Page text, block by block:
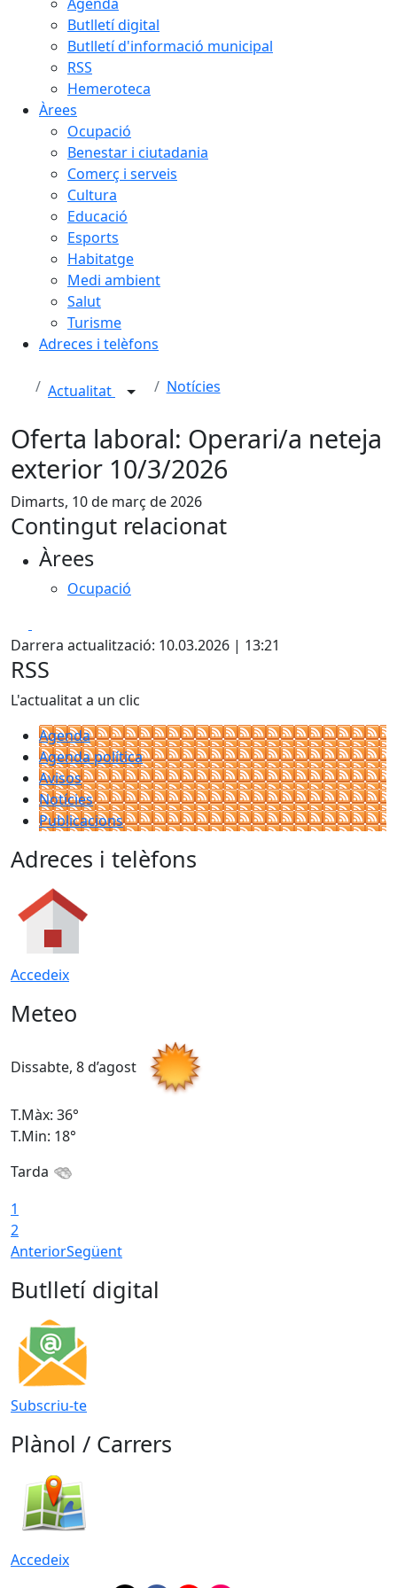
Butlletí digital
Butlletí d'informació municipal
RSS
Hemeroteca
Àrees
Ocupació
Benestar i ciutadania
Comerç i serveis
Cultura
Educació
Esports
Habitatge
Medi ambient
Salut
Turisme
Adreces i telèfons
Actualitat Notícies
Oferta laboral: Operari/a neteja
exterior 10/3/2026
Dimarts, 10 de març de 2026
Contingut relacionat
Àrees
Ocupació
Darrera actualització: 10.03.2026 | 13:21
RSS
L'actualitat a un clic
Agenda
Agenda política
Avisos
Notícies
Publicacions
Adreces i telèfons
Accedeix
Meteo
Dissabte, 8 d’agost
T.Màx: 36°
T.Min: 18°
Tarda
1
2
AnteriorSegüent
Butlletí digital
Subscriu-te
Plànol / Carrers
Accedeix